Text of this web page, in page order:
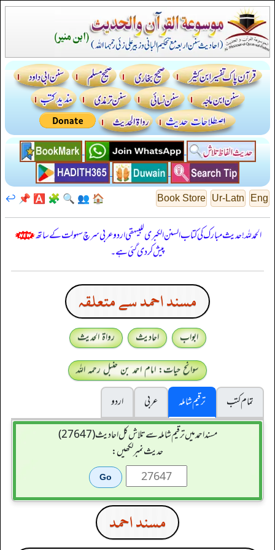
Eng
Ur-Latn
Book Store
🏠
👥
🔍
🧩
🅰️
📌
↩️
الحمدللہ! حدیث مبارک کی کتاب السنن الكبرى للبيهقي اردو عربی سرچ سہولت کے ساتھ
پیش کر دی گئی ہے۔
مسند احمد سے متعلقہ
ابواب احادیث
رواۃ الحدیث
سوانح حیات: امام احمد بن حنبل رحمہ اللہ
تمام کتب
ترقیم شاملہ عربی
اردو
مسند احمد میں ترقیم شاملہ سے تلاش کل احادیث (27647)
حدیث نمبر لکھیں:
مسند احمد